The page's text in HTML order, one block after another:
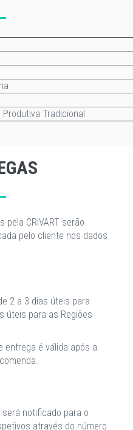
Produtiva Tradicional
CRIVART serão
pelo cliente nos dados
2 a 3 dias úteis para
úteis para as Regiões
entrega é válida após a
notificado para o
através do número